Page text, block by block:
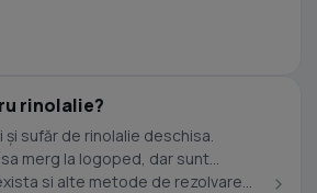
rinolalie?
merg la logoped, dar sunt
si alte metode de rezolvare...